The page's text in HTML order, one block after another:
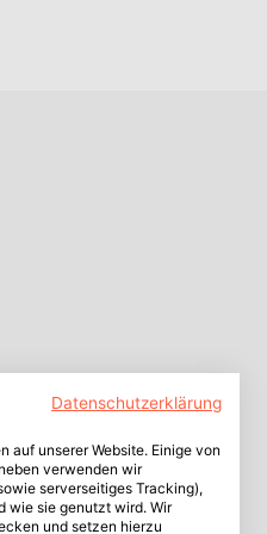
Datenschutzerklärung
auf unserer Website. Einige von
verwenden wir
serverseitiges Tracking),
wie sie genutzt wird. Wir
und setzen hierzu